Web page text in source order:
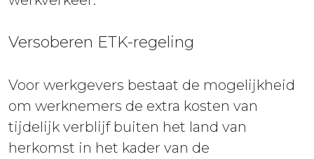
Versoberen ETK-regeling
Voor werkgevers bestaat de mogelijkheid
om werknemers de extra kosten van
tijdelijk verblijf buiten het land van
herkomst in het kader van de